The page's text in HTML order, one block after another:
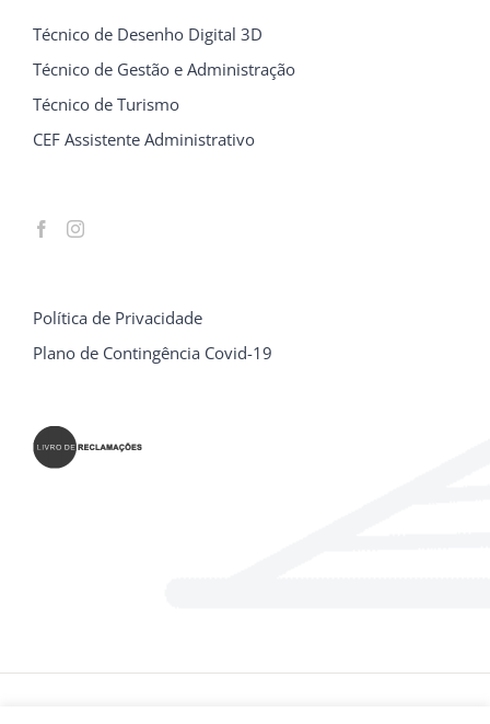
Técnico de Desenho Digital 3D
Técnico de Gestão e Administração
Técnico de Turismo
CEF Assistente Administrativo
Política de Privacidade
Plano de Contingência Covid-19